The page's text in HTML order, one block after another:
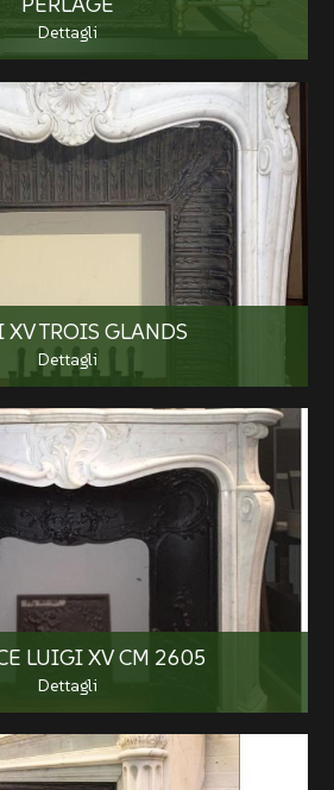
Dettagli
XV TROIS GLANDS
Dettagli
LUIGI XV CM 2605
Dettagli